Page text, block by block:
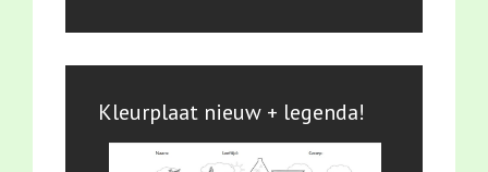
Kleurplaat nieuw + legenda!